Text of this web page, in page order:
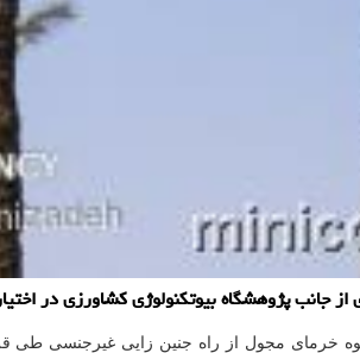
جانب پژوهشگاه بیوتكنولوژی كشاورزی در
خرمای مجول از راه جنین زایی غیرجنسی